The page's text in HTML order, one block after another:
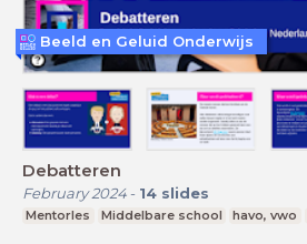
Debatteren
February 2024- 14 slides
Mentorles Middelbare school havo, vwo
Beeld en Geluid Onderwijs